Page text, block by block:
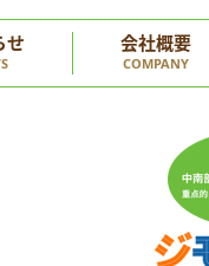
せ 会社概要
COMPANY